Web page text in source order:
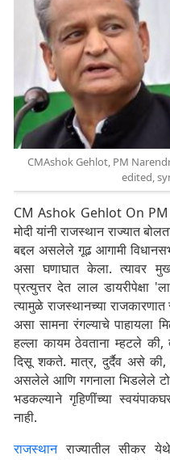
CMAshok Gehlot, PM
edited,
CM Ashok Gehlot On PM
मोदी यांनी राजस्थान राज्यात
बद्दल असलेले गूढ आगामी
असा घणाघात केला. त्यावर
प्रत्युत्तर देत लाल डायरीपेक्षा
त्यामुळे राजस्थानच्या
असा सामना रंगल्याचे पाहायला
हल्ला कायम ठेवताना म्हटले
दिसू शकते. मात्र, दुर्दैव असे की,
असलेले आणि गगनाला भिडलेले
भडकल्याने गृहिणींच्या
नाही.
राजस्थानराज्यातील सीकर